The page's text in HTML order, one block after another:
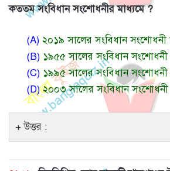
কততম সংবিধান সংশোধনীর মাধ্যমে ?
(A) ২০১৯ সালের সংবিধান
(B) ১৯৫৫ সালের সংবিধান
(C) ১৯৯৫ সালের সংবিধান
(D)২০০৩ সালের সংবিধান
উত্তর :